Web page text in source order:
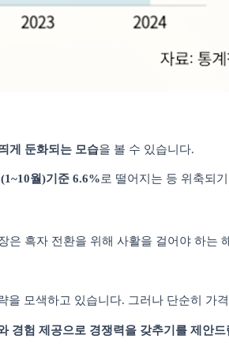
게 둔화되는 모습을 볼 수 있습니다.
(1~10월)기준 6.6%로 떨어지는 등 위축되
은 흑자 전환을 위해 사활을 걸어야 하는
을 모색하고 있습니다. 그러나 단순히 가
경험 제공으로 경쟁력을 갖추기를 제안드